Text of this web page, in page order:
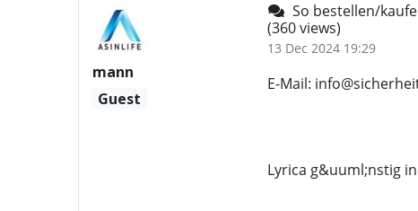
mann
Guest
So bestellen/
(360 views)
13 Dec 2024 19:29
E-Mail:
Lyrica g&uuml;nstig